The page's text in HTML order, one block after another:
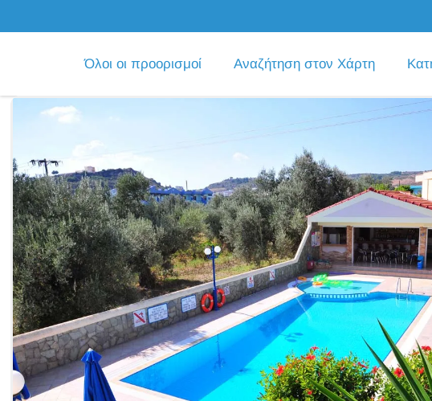
Όλοι οι προορισμοί Αναζήτηση στον Χάρτη